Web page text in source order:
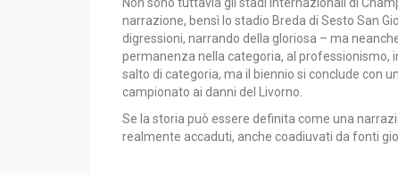
narrazione, bensì lo stadio Breda di Sesto San
digressioni, narrando della gloriosa – ma
permanenza nella categoria, al professionismo,
salto di categoria, ma il biennio si conclude con
campionato ai danni del Livorno.
Se la storia può essere definita come una
realmente accaduti, anche coadiuvati da fonti